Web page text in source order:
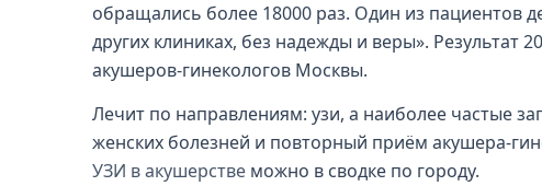
обращались более 18000 раз. Один из пациентов
других клиниках, без надежды и веры». Результат
акушеров-гинекологов Москвы.
Лечит по направлениям: узи, а наиболее частые
женских болезней и повторный приём акушера-
УЗИ в акушерстве можно в сводке по городу.